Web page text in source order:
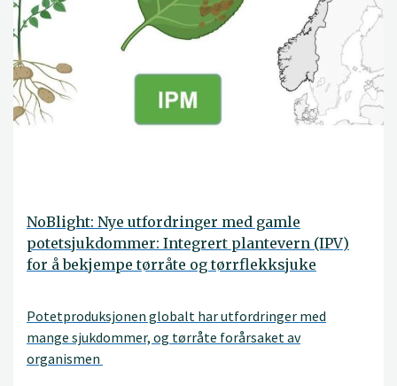
NoBlight: Nye utfordringer med gamle
potetsjukdommer: Integrert plantevern (IPV)
for å bekjempe tørråte og tørrflekksjuke
Potetproduksjonen globalt har utfordringer med
mange sjukdommer, og tørråte forårsaket av
organismen